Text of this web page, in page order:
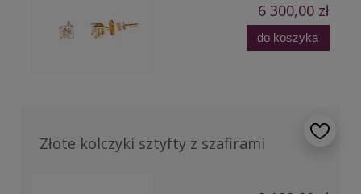
6 300,00 zł
do koszyka
Złote kolczyki sztyfty z szafirami